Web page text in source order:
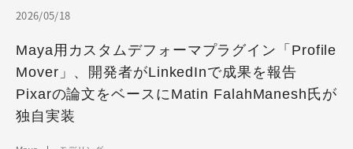
2026/05/18
Maya用カスタムデフォーマプラグイン「Profile
Mover」、開発者がLinkedInで成果を報告
Pixarの論文をベースにMatin FalahManesh氏が
独自実装